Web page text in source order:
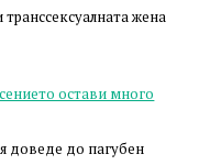
жена
остави много
доведе до пагубен